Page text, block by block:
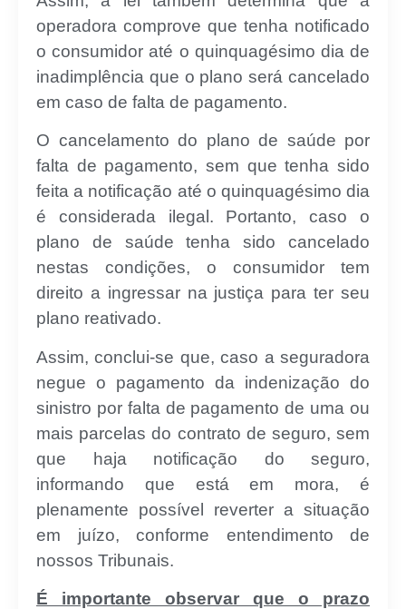
operadora comprove que tenha notificado
o consumidor até o quinquagésimo dia de
inadimplência que o plano será cancelado
em caso de falta de pagamento.
O cancelamento do plano de saúde por
falta de pagamento, sem que tenha sido
feita a notificação até o quinquagésimo dia
é considerada ilegal. Portanto, caso o
plano de saúde tenha sido cancelado
nestas condições, o consumidor tem
direito a ingressar na justiça para ter seu
plano reativado.
Assim, conclui-se que, caso a seguradora
negue o pagamento da indenização do
sinistro por falta de pagamento de uma ou
mais parcelas do contrato de seguro, sem
que haja notificação do seguro,
informando que está em mora, é
plenamente possível reverter a situação
em juízo, conforme entendimento de
nossos Tribunais.
É importante observar que o prazo